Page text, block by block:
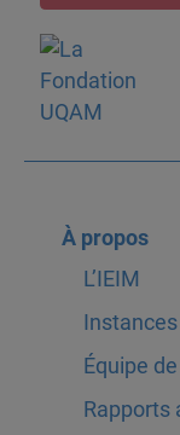
À propos
L’IEIM
Instances
Équipe
Rapports